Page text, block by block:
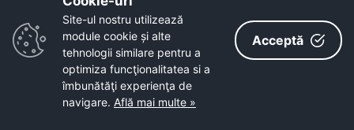
Nr. crt. Funcţia Nivel studii Număr posturi
1. Şef birou public – Insp. de spec. gr. IA S 1
2. Referent I M 3
3. Referent debutant M 3
TOTAL: 7
Site-ul nostru utilizează
module cookie și alte
tehnologii similare pentru a
optimiza funcţionalitatea si a
îmbunătăţi experienţa de
navigare. Află mai multe »
Acceptă